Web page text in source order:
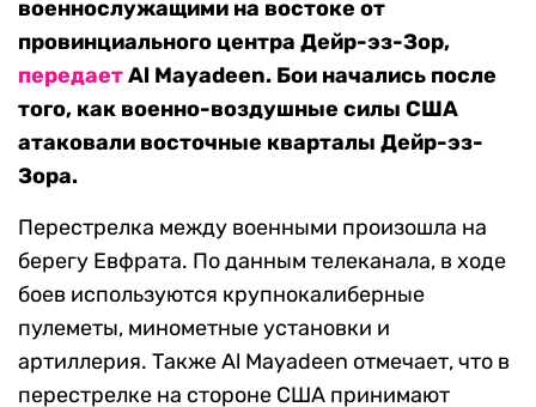
военнослужащими на востоке от
провинциального центра Дейр-эз-Зор,
передаетAl Mayadeen. Бои начались после
того, как военно-воздушные силы США
атаковали восточные кварталы Дейр-эз-
Зора.
Перестрелка между военными произошла на
берегу Евфрата. По данным телеканала, в ходе
боев используются крупнокалиберные
пулеметы, минометные установки и
артиллерия. Также Al Mayadeen отмечает, что в
перестрелке на стороне США принимают